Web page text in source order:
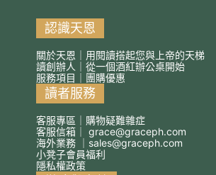
認識天恩
關於天恩｜用閱讀搭起您與上帝的天梯
讀創辦人｜從一個酒紅辦公桌開始
服務項目｜團購優惠
讀者服務
客服專區｜購物疑難雜症
客服信箱｜ grace@graceph.com
海外業務 ｜ sales@graceph.com
小凳子會員福利
隱私權政策